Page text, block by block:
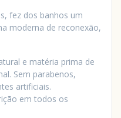
fez dos banhos um
moderna de reconexão,
e matéria prima de
Sem parabenos,
artificiais.
em todos os